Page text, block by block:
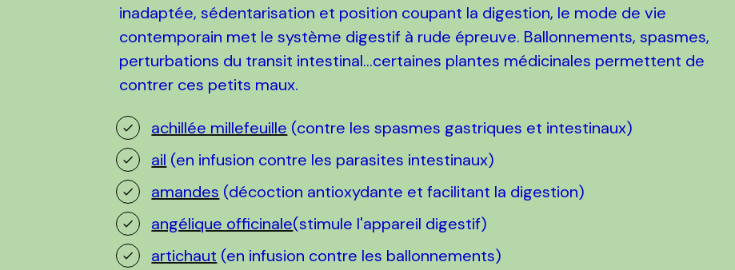
inadaptée, sédentarisation et position coupant la digestion, le mode de vie
contemporain met le système digestif à rude épreuve. Ballonnements, spasmes,
perturbations du transit intestinal…certaines plantes médicinales permettent de
contrer ces petits maux.
achillée millefeuille (contre les spasmes gastriques et intestinaux)
ail (en infusion contre les parasites intestinaux)
amandes (décoction antioxydante et facilitant la digestion)
angélique officinale(stimule l'appareil digestif)
artichaut (en infusion contre les ballonnements)